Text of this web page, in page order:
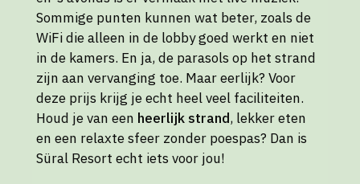
Sommige punten kunnen wat beter, zoals de
WiFi die alleen in de lobby goed werkt en niet
in de kamers. En ja, de parasols op het strand
zijn aan vervanging toe. Maar eerlijk? Voor
deze prijs krijg je echt heel veel faciliteiten.
Houd je van een heerlijk strand, lekker eten
en een relaxte sfeer zonder poespas? Dan is
Süral Resort echt iets voor jou!